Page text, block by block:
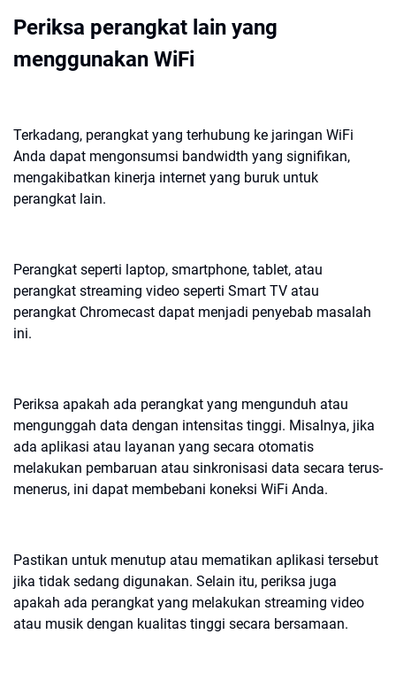
Periksa perangkat lain yang
menggunakan WiFi
Terkadang, perangkat yang terhubung ke jaringan WiFi
Anda dapat mengonsumsi bandwidth yang signifikan,
mengakibatkan kinerja internet yang buruk untuk
perangkat lain.
Perangkat seperti laptop, smartphone, tablet, atau
perangkat streaming video seperti Smart TV atau
perangkat Chromecast dapat menjadi penyebab masalah
ini.
Periksa apakah ada perangkat yang mengunduh atau
mengunggah data dengan intensitas tinggi. Misalnya, jika
ada aplikasi atau layanan yang secara otomatis
melakukan pembaruan atau sinkronisasi data secara terus-
menerus, ini dapat membebani koneksi WiFi Anda.
Pastikan untuk menutup atau mematikan aplikasi tersebut
jika tidak sedang digunakan. Selain itu, periksa juga
apakah ada perangkat yang melakukan streaming video
atau musik dengan kualitas tinggi secara bersamaan.